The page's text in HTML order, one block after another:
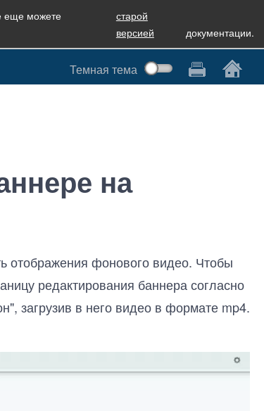
еще можете
старой
версией
документации.
Темная тема
на
отображения фонового видео. Чтобы
редактирования баннера согласно
загрузив в него видео в формате mp4.